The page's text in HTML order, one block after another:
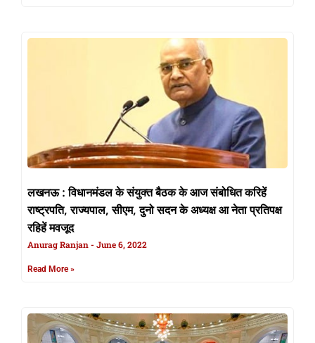
लखनऊ : विधानमंडल के संयुक्त बैठक के आज संबोधित करिहें
राष्ट्रपति, राज्यपाल, सीएम, दुनो सदन के अध्यक्ष आ नेता प्रतिपक्ष
रहिहें मवजूद
Anurag Ranjan June 6, 2022
Read More »